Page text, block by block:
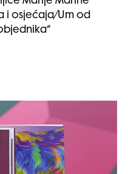
i osjećaja/Um od